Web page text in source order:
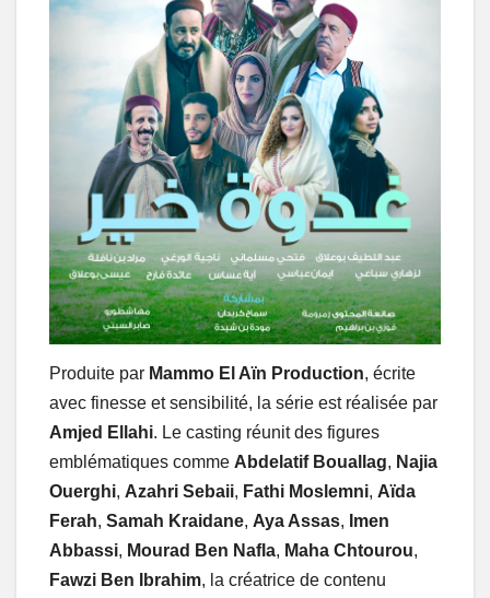
Produite par Mammo El Aïn Production, écrite
avec finesse et sensibilité, la série est réalisée par
Amjed Ellahi. Le casting réunit des figures
emblématiques comme Abdelatif Bouallag, Najia
Ouerghi, Azahri Sebaii, Fathi Moslemni, Aïda
Ferah, Samah Kraidane, Aya Assas, Imen
Abbassi, Mourad Ben Nafla, Maha Chtourou,
Fawzi Ben Ibrahim, la créatrice de contenu